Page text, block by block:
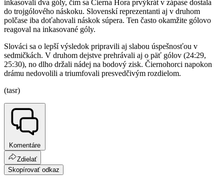
inkasovali dva góly, čím sa Čierna Hora prvýkrát v zápase dostala
do trojgólového náskoku. Slovenskí reprezentanti aj v druhom
polčase iba doťahovali náskok súpera. Ten často okamžite gólovo
reagoval na inkasované góly.
Slováci sa o lepší výsledok pripravili aj slabou úspešnosťou v
sedmičkách. V druhom dejstve prehrávali aj o päť gólov (24:29,
25:30), no dlho držali nádej na bodový zisk. Čiernohorci napokon
drámu nedovolili a triumfovali presvedčivým rozdielom.
(tasr)
Komentáre
Zdielať
Skopírovať odkaz